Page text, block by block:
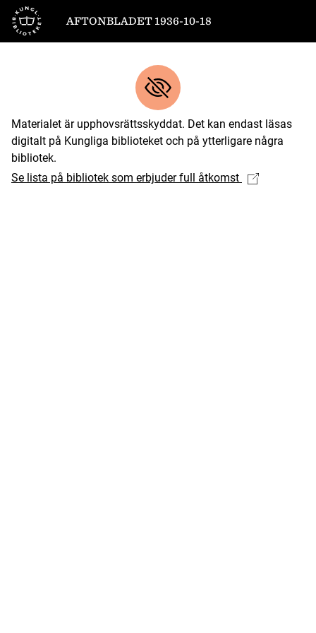
Till startsidan
AFTONBLADET 1936-10-18
Materialet är upphovsrättsskyddat. Det kan endast läsas
digitalt på Kungliga biblioteket och på ytterligare några
bibliotek.
Se lista på bibliotek som erbjuder full åtkomst